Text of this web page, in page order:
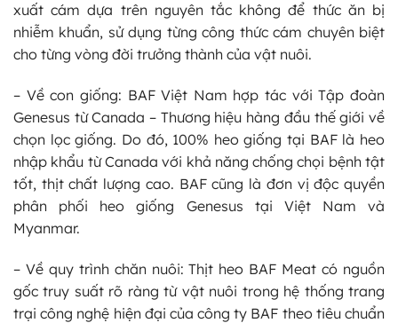
xuất cám dựa trên nguyên tắc không để thức ăn bị
nhiễm khuẩn, sử dụng từng công thức cám chuyên biệt
cho từng vòng đời trưởng thành của vật nuôi.
– Về con giống: BAF Việt Nam hợp tác với Tập đoàn
Genesus từ Canada – Thương hiệu hàng đầu thế giới về
chọn lọc giống. Do đó, 100% heo giống tại BAF là heo
nhập khẩu từ Canada với khả năng chống chọi bệnh tật
tốt, thịt chất lượng cao. BAF cũng là đơn vị độc quyền
phân phối heo giống Genesus tại Việt Nam và
Myanmar.
– Về quy trình chăn nuôi: Thịt heo BAF Meat có nguồn
gốc truy suất rõ ràng từ vật nuôi trong hệ thống trang
trại công nghệ hiện đại của công ty BAF theo tiêu chuẩn